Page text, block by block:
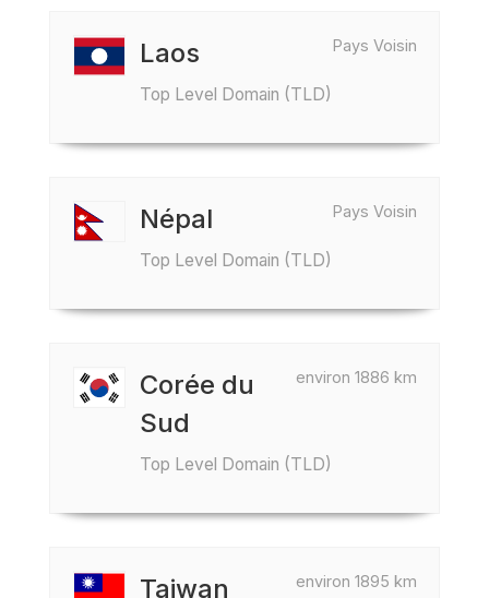
Pays Voisin
Laos
Top Level Domain (TLD)
Pays Voisin
Népal
Top Level Domain (TLD)
environ 1886 km
Corée du
Sud
Top Level Domain (TLD)
environ 1895 km
Taiwan